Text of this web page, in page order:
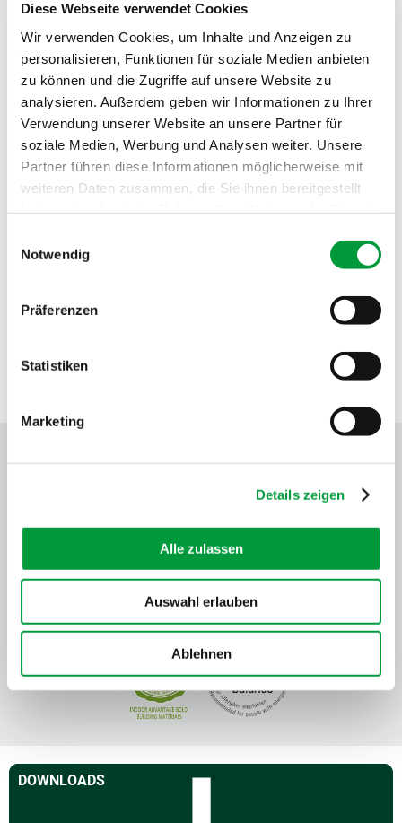
Diese Webseite verwendet Cookies
Wir verwenden Cookies, um Inhalte und Anzeigen zu
personalisieren, Funktionen für soziale Medien anbieten
zu können und die Zugriffe auf unsere Website zu
analysieren. Außerdem geben wir Informationen zu Ihrer
Verwendung unserer Website an unsere Partner für
soziale Medien, Werbung und Analysen weiter. Unsere
Partner führen diese Informationen möglicherweise mit
weiteren Daten zusammen, die Sie ihnen bereitgestellt
Notwendig
Präferenzen
Statistiken
Marketing
Details zeigen
Alle zulassen
Auswahl erlauben
Ablehnen
Gesamtgewicht:
ca. 2295 g/m²
Brandverhalten:
Cfl
Schallabsorption:
0.2 αw
DOWNLOADS